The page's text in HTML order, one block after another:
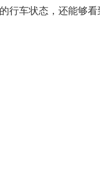
行车状态，还能够